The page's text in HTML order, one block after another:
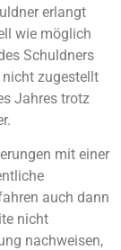
erlangt
wie möglich
Schuldners
nicht zugestellt
Jahres trotz
mit einer
auch dann
nicht
nachweisen,